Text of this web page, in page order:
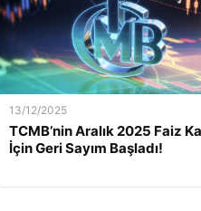
13/12/2025
TCMB’nin Aralık 2025 Faiz
İçin Geri Sayım Başladı!